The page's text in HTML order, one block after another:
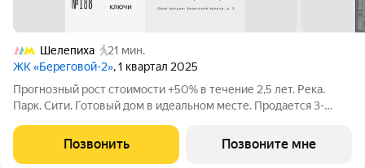
Шелепиха
21 мин.
ЖК «Береговой-2», 1 квартал 2025
Прогнозный рост стоимости +50% в течение 2,5 лет. Река.
Парк. Сити. Готовый дом в идеальном месте. Продается 3-
и видом на Москву-реку. Береговой - квартал-курорт в центре
столицы. Пешеходная
Позвонить Позвоните мне